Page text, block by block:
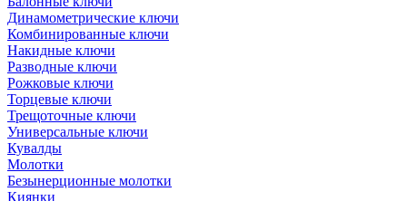
Динамометрические ключи
Комбинированные ключи
Накидные ключи
Разводные ключи
Рожковые ключи
Торцевые ключи
Трещоточные ключи
Универсальные ключи
Кувалды
Молотки
Безынерционные молотки
Киянки